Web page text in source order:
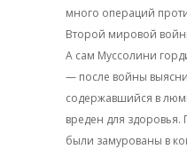
много операций
Второй мировой
А сам Муссолини
— после войны
содержавшийся в
вреден для здоровья.
были замурованы в